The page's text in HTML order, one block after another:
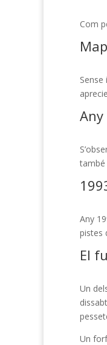
Com
Sense
també
Any
pistes
El
Un
Un